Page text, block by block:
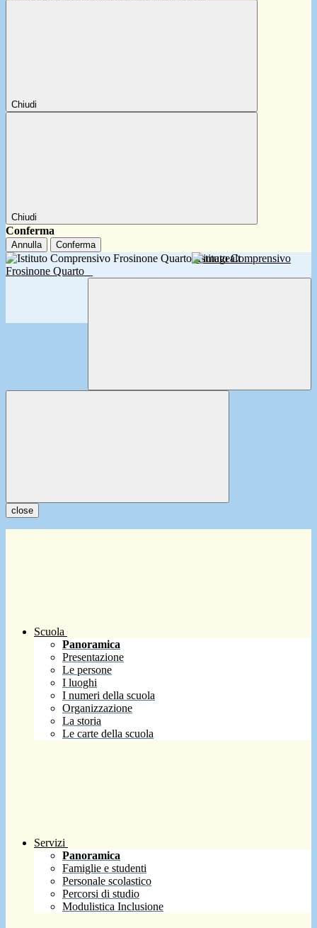
Chiudi
Chiudi
Conferma
Annulla Conferma
Istituto Comprensivo
Frosinone Quarto
close
Scuola
Panoramica
Presentazione
Le persone
I luoghi
I numeri della scuola
Organizzazione
La storia
Le carte della scuola
Servizi
Panoramica
Famiglie e studenti
Personale scolastico
Percorsi di studio
Modulistica Inclusione